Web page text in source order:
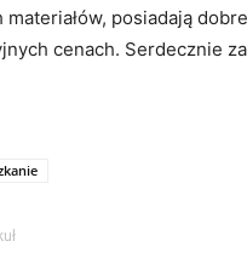
materiałów, posiadają
cenach. Serdecznie